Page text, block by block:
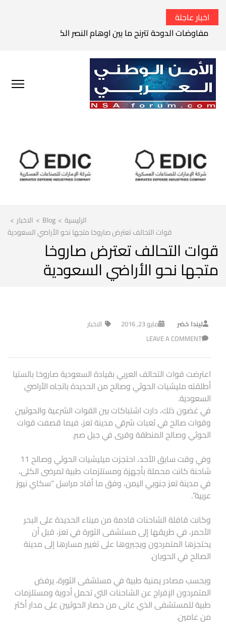
اخبار عاجلة
مفاوضات الدوحة تترنح ما بين اوهام النصر الكامل وواقع
الرئيسية >
Blog
> الاخبار >
قوات التحالف تعترض صاروخا متجها نحو الأراضي السعودية
قوات التحالف تعترض صاروخا
متجها نحو الأراضي السعودية
ليندا خضر مايو 23, 2016
الاخبار
LEAVE A COMMENT
اعترضت قوات التحالف العربي بقيادة السعودية صاروخا بالستيا
أطلقته مليشيات الحوثي وصالح من الحديدة باتجاه الأراضي
السعودية.
في غضون ذلك، دارت اشتباكات بين القوات الشرعية والحوثيين
وقوات صالح في ثعبات شرقي مدينة تعز، فيما قصفت قوات
الحوثي وصالح المنطقة وقرى في جبل صبر.
وفي وقت سابق الأحد، احتجزت ميليشيات الحوثي وصالح 11
شاحنة كانت محملة بأجهزة ومستلزمات طبية لمرضى الكلى،
في مدينة تعز جنوبي اليمن، وفق ما أفاد مراسل “سكاي نيوز
عربية”.
وكانت قافلة الشاحنات قادمة من ميناء الحديدة على البحر
الأحمر، في طريقها إلى مستشفى الثورة في تعز، قبل أن
يحتجزها المتمردون ويجبروها على تغيير مسارها إلى مدينة
الصالح في الحوبان.
وبحسب مصادر يمنية طبية في مستشفى الثورة، يرفض
المتمردون الإفراج عن الشاحنات التي تحمل أدوية ومستلزمات
طبية للمستشفى الذي عانى من حصار الحوثيين على مدار أكثر
من عامين.